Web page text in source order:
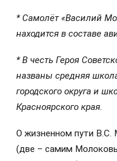
* Самолёт «Василий
находится в составе
* В честь Героя
названы средняя
городского округа и
Красноярского края.
О жизненном пути В.С.
(две – самим